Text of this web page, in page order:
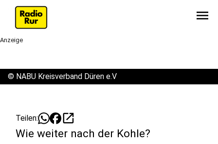
menu
Anzeige
© NABU Kreisverband Düren e.V
Teilen: open_in_new
Wie weiter nach der Kohle?